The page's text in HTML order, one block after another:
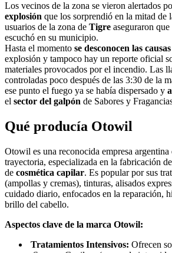
Los vecinos de la zona se vieron alertados
explosión que los sorprendió en la mitad de
usuarios de la zona de Tigre aseguraron
escuchó en su municipio.
Hasta el momento se desconocen las causas
explosión y tampoco hay un reporte oficial
materiales provocados por el incendio. Las
controladas poco después de las 3:30 de la
ese punto el fuego ya se había dispersado y
el sector del galpón de Sabores y
Qué producía Otowil
Otowil es una reconocida empresa argentina
trayectoria, especializada en la fabricación
de cosmética capilar. Es popular por sus
(ampollas y cremas), tinturas, alisados
cuidado diario, enfocados en la reparación,
brillo del cabello.
Aspectos clave de la marca Otowil:
Tratamientos Intensivos: Ofrecen